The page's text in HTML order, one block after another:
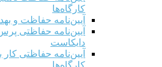
کارگاه‌ها
آیین‌نامه حفاظت و
آیین‌نامه حفاظتی
دایکاست
آیین‌نامه حفاظتی
کارگاه‌ها